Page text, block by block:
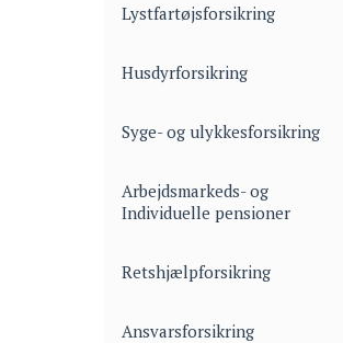
Lystfartøjsforsikring
Husdyrforsikring
Syge- og ulykkesforsikring
Arbejdsmarkeds- og
Individuelle pensioner
Retshjælpforsikring
Ansvarsforsikring